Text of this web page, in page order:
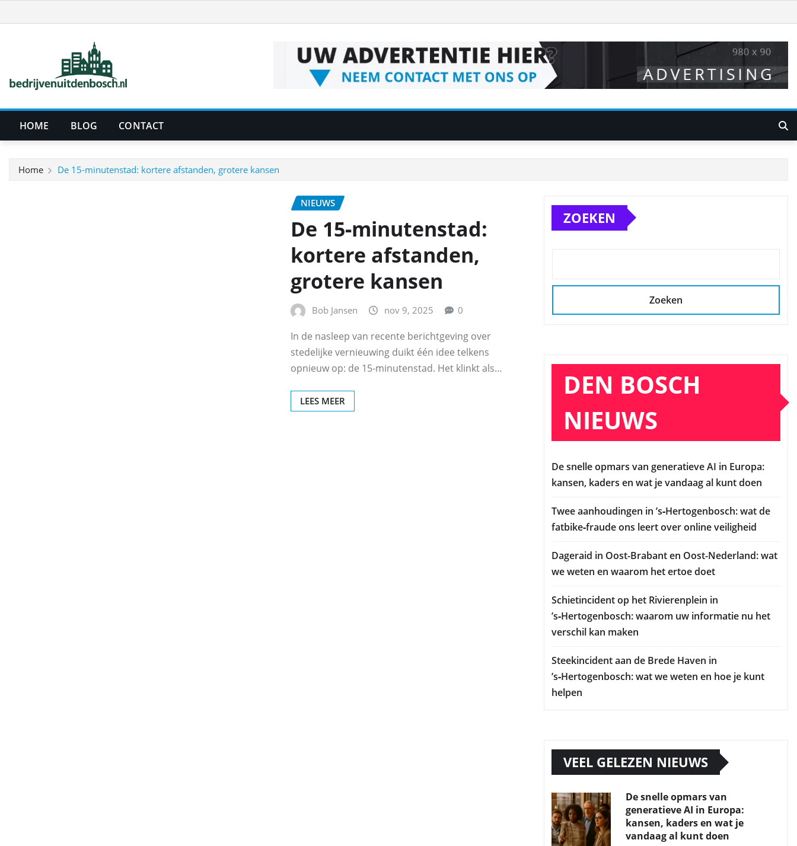
naar
HOME BLOG CONTACT
Home De 15‑minutenstad: kortere afstanden, grotere kansen
NIEUWS
De 15‑minutenstad:
kortere afstanden,
grotere kansen
Bob Jansen nov 9, 2025 0
In de nasleep van recente berichtgeving over
stedelijke vernieuwing duikt één idee telkens
opnieuw op: de 15‑minutenstad. Het klinkt als…
LEES MEER
ZOEKEN
Zoeken
DEN BOSCH
NIEUWS
De snelle opmars van generatieve AI in Europa:
kansen, kaders en wat je vandaag al kunt doen
Twee aanhoudingen in ’s‑Hertogenbosch: wat de
fatbike‑fraude ons leert over online veiligheid
Dageraid in Oost-Brabant en Oost-Nederland: wat
we weten en waarom het ertoe doet
Schietincident op het Rivierenplein in
’s‑Hertogenbosch: waarom uw informatie nu het
verschil kan maken
Steekincident aan de Brede Haven in
’s‑Hertogenbosch: wat we weten en hoe je kunt
helpen
VEEL GELEZEN NIEUWS
De snelle opmars van
generatieve AI in Europa:
kansen, kaders en wat je
vandaag al kunt doen